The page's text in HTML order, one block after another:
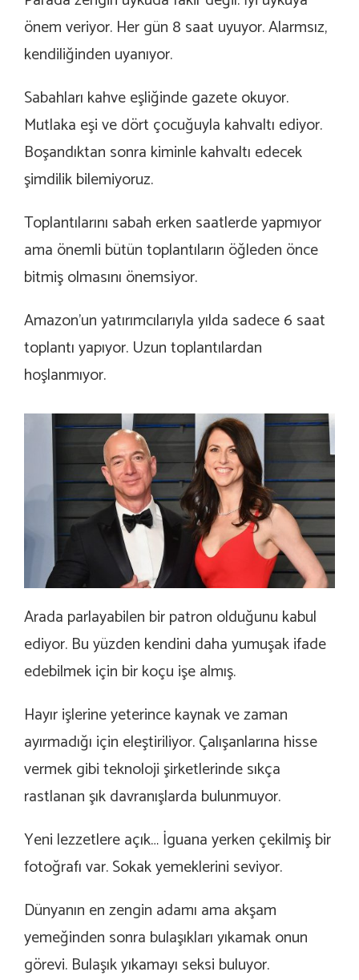
önem veriyor. Her gün 8 saat uyuyor. Alarmsız,
kendiliğinden uyanıyor.
Sabahları kahve eşliğinde gazete okuyor.
Mutlaka eşi ve dört çocuğuyla kahvaltı ediyor.
Boşandıktan sonra kiminle kahvaltı edecek
şimdilik bilemiyoruz.
Toplantılarını sabah erken saatlerde yapmıyor
ama önemli bütün toplantıların öğleden önce
bitmiş olmasını önemsiyor.
Amazon’un yatırımcılarıyla yılda sadece 6 saat
toplantı yapıyor. Uzun toplantılardan
hoşlanmıyor.
Arada parlayabilen bir patron olduğunu kabul
ediyor. Bu yüzden kendini daha yumuşak ifade
edebilmek için bir koçu işe almış.
Hayır işlerine yeterince kaynak ve zaman
ayırmadığı için eleştiriliyor. Çalışanlarına hisse
vermek gibi teknoloji şirketlerinde sıkça
rastlanan şık davranışlarda bulunmuyor.
Yeni lezzetlere açık… İguana yerken çekilmiş bir
fotoğrafı var. Sokak yemeklerini seviyor.
Dünyanın en zengin adamı ama akşam
yemeğinden sonra bulaşıkları yıkamak onun
görevi. Bulaşık yıkamayı seksi buluyor.